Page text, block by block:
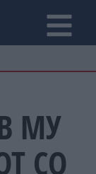
МУ
СО